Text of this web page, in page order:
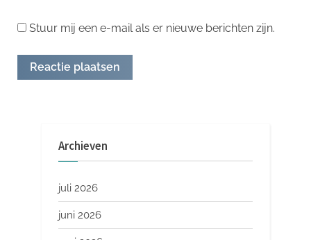
Stuur mij een e-mail als er nieuwe berichten zijn.
Archieven
juli 2026
juni 2026